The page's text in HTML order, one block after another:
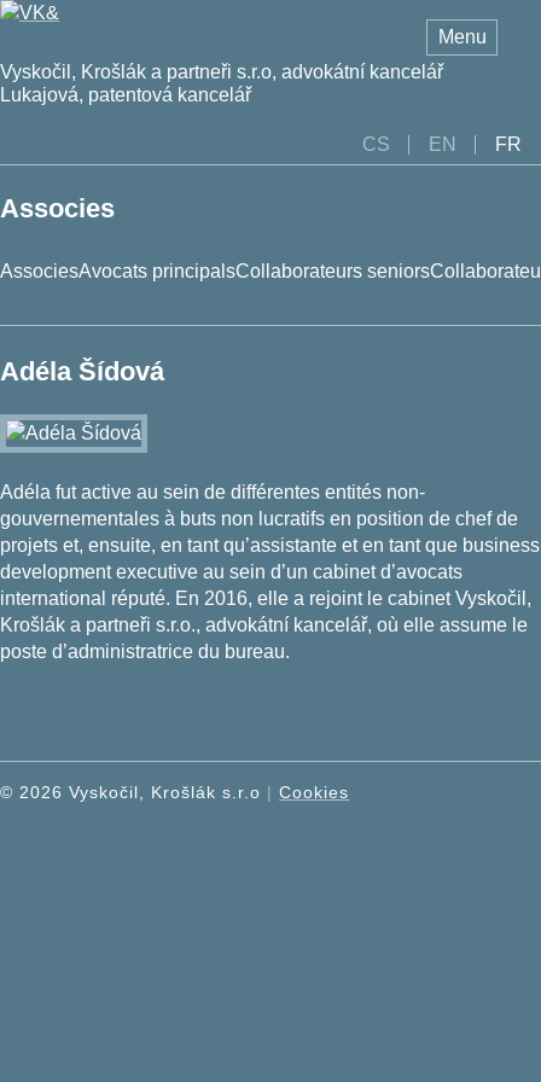
Passer
contenu
Menu
Vyskočil, Krošlák a partneři s.r.o, advokátní kancelář
Lukajová, patentová kancelář
CS EN FR
Associes
AssociesAvocats principalsCollaborateurs seniors
František Vyskočil
Michaela Fuchsová
Petr Ostrouchov
Jiří Spousta
Darja Habartová
Adam Zahálka
Nikol Franz
Gabriela Kadlecová
Lukáš Matějíček
Barbora Pollardová
Richard Růžička
Magda Stárková
Jonatan Müller
Adéla Šídová
Kristýna Čedíková
Pavla Ulrichová Prokopová
Jiří Fiala
Adéla Šídová
Adéla fut active au sein de différentes entités non-
gouvernementales à buts non lucratifs en position de chef de
projets et, ensuite, en tant qu’assistante et en tant que business
development executive au sein d’un cabinet d’avocats
international réputé. En 2016, elle a rejoint le cabinet Vyskočil,
Krošlák a partneři s.r.o., advokátní kancelář, où elle assume le
poste d’administratrice du bureau.
© 2026 Vyskočil, Krošlák s.r.o | Cookies